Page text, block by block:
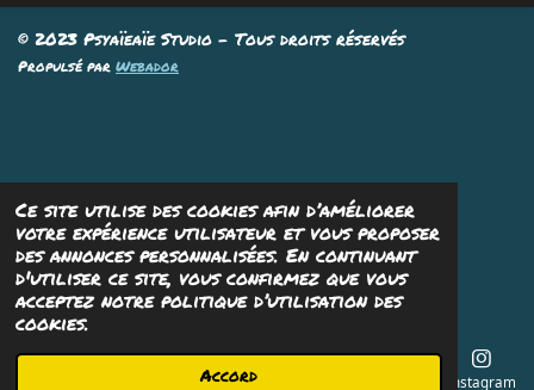
Ce site utilise des cookies afin d’améliorer
votre expérience utilisateur et vous proposer
des annonces personnalisées. En continuant
d'utiliser ce site, vous confirmez que vous
acceptez notre politique d’utilisation des
cookies.
Accord
g
e
r
g
e
r
g
e
r
g
© 2023 Psyaïeaïe Studio - Tous droits réservés
Propulsé par Webador
Téléphone Instagram